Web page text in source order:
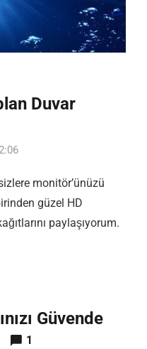
Duvar
monitör’ünüzü
güzel HD
paylaşıyorum.
Güvende
1